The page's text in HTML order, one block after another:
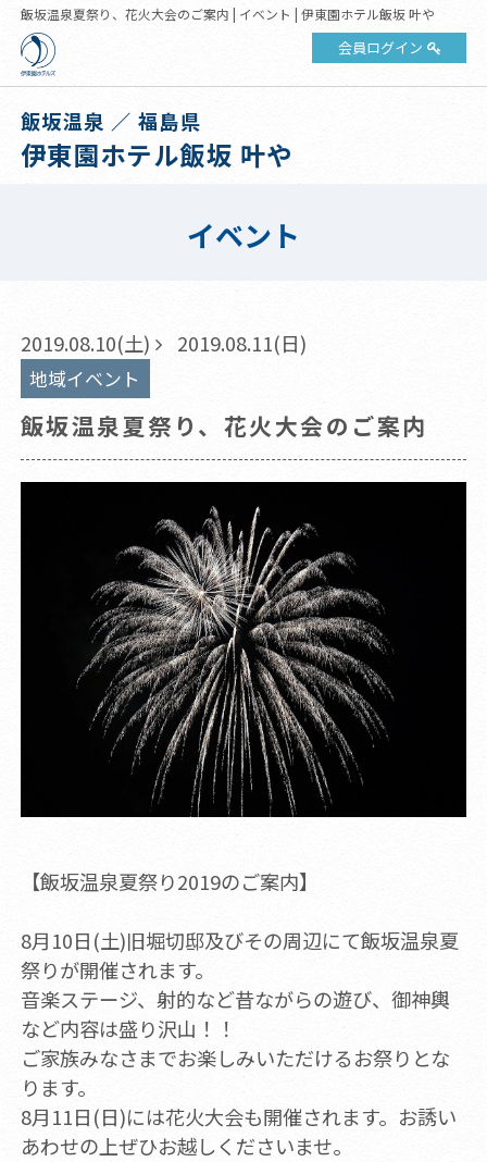
飯坂温泉夏祭り、花火大会のご案内 | イベント | 伊東園ホテル飯坂 叶や
会員ログイン
飯坂温泉 ／ 福島県
伊東園ホテル飯坂 叶や
イベント
2019.08.10(土) 2019.08.11(日)
地域イベント
飯坂温泉夏祭り、花火大会のご案内
【飯坂温泉夏祭り2019のご案内】
8月10日(土)旧堀切邸及びその周辺にて飯坂温泉夏
祭りが開催されます。
音楽ステージ、射的など昔ながらの遊び、御神輿
など内容は盛り沢山！！
ご家族みなさまでお楽しみいただけるお祭りとな
ります。
8月11日(日)には花火大会も開催されます。お誘い
あわせの上ぜひお越しくださいませ。